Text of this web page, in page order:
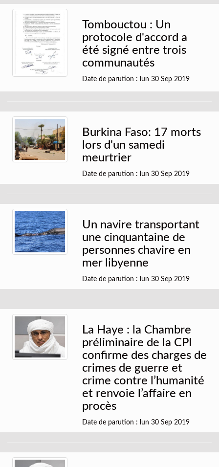
Tombouctou : Un
protocole d'accord a
été signé entre trois
communautés
Date de parution : lun 30 Sep 2019
Burkina Faso: 17 morts
lors d'un samedi
meurtrier
Date de parution : lun 30 Sep 2019
Un navire transportant
une cinquantaine de
personnes chavire en
mer libyenne
Date de parution : lun 30 Sep 2019
La Haye : la Chambre
préliminaire de la CPI
confirme des charges de
crimes de guerre et
crime contre l’humanité
et renvoie l’affaire en
procès
Date de parution : lun 30 Sep 2019